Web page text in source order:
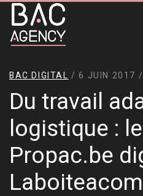
BAC DIGITAL / 6 JUIN 2017 /
Du travail
logistique :
Propac.be
Laboiteacom